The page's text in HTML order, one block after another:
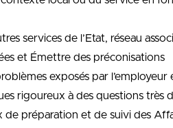
services de l’Etat, réseau
et Émettre des préconisations
exposés par
rigoureux à des questions très
de préparation et de suivi des